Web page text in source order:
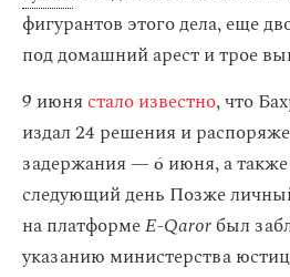
фигурантов этого дела, еще
под домашний арест и трое
9 июнястало известно, что
издал 24 решения и
задержания — 6 июня, а
следующий день Позже
на платформеE-Qarorбыл
указанию министерства